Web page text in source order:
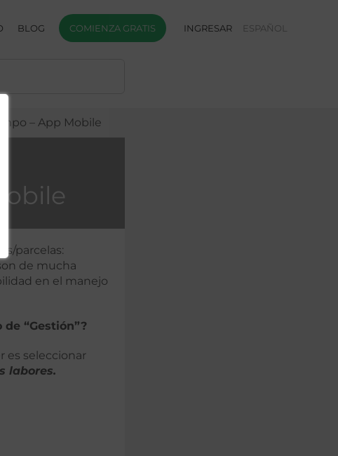
BLOG COMIENZA GRATIS INGRESAR ESPAÑOL
– App Mobile
parcelas:
de mucha
en el manejo
“Gestión”?
es seleccionar
labores.